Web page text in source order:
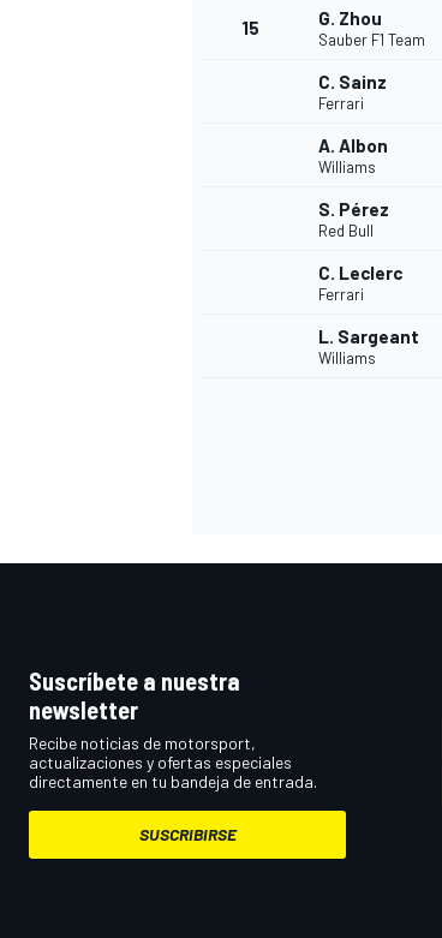
15 G. Zhou
Sauber F1 Team
C. Sainz
Ferrari
A. Albon
Williams
S. Pérez
Red Bull
C. Leclerc
Ferrari
L. Sargeant
Williams
Suscríbete a nuestra
newsletter
Recibe noticias de motorsport,
actualizaciones y ofertas especiales
directamente en tu bandeja de entrada.
SUSCRIBIRSE